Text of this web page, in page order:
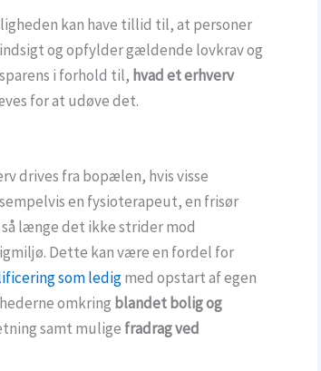
kan have tillid til, at personer
og opfylder gældende lovkrav og
i forhold til, hvad et erhverv
for at udøve det.
drives fra bopælen, hvis visse
en fysioterapeut, en frisør
længe det ikke strider mod
Dette kan være en fordel for
som ledigmed opstart af egen
omkring blandet bolig og
samt mulige fradrag ved